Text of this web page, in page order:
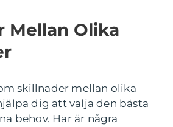
Mellan Olika
skillnader mellan olika
dig att välja den bästa
behov. Här är några